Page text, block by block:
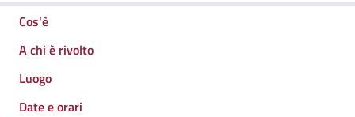
Cos'è
A chi è rivolto
Luogo
Date e orari